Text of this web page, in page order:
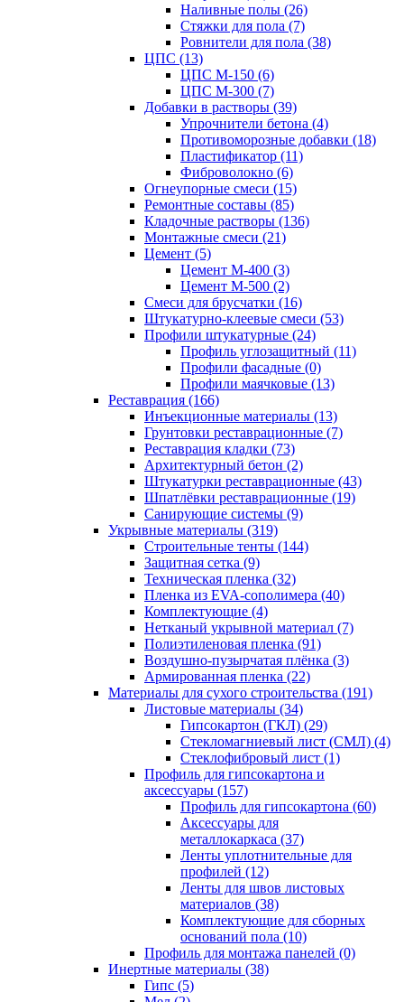
Наливные полы (26)
Стяжки для пола (7)
Ровнители для пола (38)
ЦПС (13)
ЦПС М-150 (6)
ЦПС М-300 (7)
Добавки в растворы (39)
Упрочнители бетона (4)
Противоморозные добавки (18)
Пластификатор (11)
Фиброволокно (6)
Огнеупорные смеси (15)
Ремонтные составы (85)
Кладочные растворы (136)
Монтажные смеси (21)
Цемент (5)
Цемент М-400 (3)
Цемент М-500 (2)
Смеси для брусчатки (16)
Штукатурно-клеевые смеси (53)
Профили штукатурные (24)
Профиль углозащитный (11)
Профили фасадные (0)
Профили маячковые (13)
Реставрация (166)
Инъекционные материалы (13)
Грунтовки реставрационные (7)
Реставрация кладки (73)
Архитектурный бетон (2)
Штукатурки реставрационные (43)
Шпатлёвки реставрационные (19)
Санирующие системы (9)
Укрывные материалы (319)
Строительные тенты (144)
Защитная сетка (9)
Техническая пленка (32)
Пленка из EVA-сополимера (40)
Комплектующие (4)
Нетканый укрывной материал (7)
Полиэтиленовая пленка (91)
Воздушно-пузырчатая плёнка (3)
Армированная пленка (22)
Материалы для сухого строительства (191)
Листовые материалы (34)
Гипсокартон (ГКЛ) (29)
Стекломагниевый лист (СМЛ) (4)
Cтеклофибровый лист (1)
Профиль для гипсокартона и
аксессуары (157)
Профиль для гипсокартона (60)
Аксессуары для
металлокаркаса (37)
Ленты уплотнительные для
профилей (12)
Ленты для швов листовых
материалов (38)
Комплектующие для сборных
оснований пола (10)
Профиль для монтажа панелей (0)
Инертные материалы (38)
Гипс (5)